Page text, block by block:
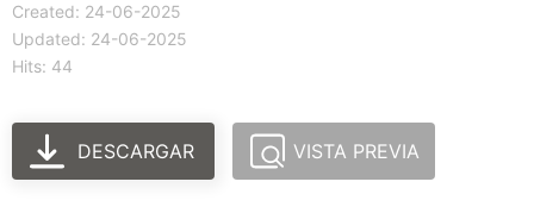
Created: 24-06-2025
Updated: 24-06-2025
Hits: 44
DESCARGAR VISTA PREVIA